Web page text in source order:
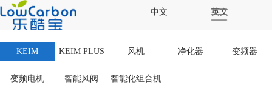
中文 英文
KEIM KEIM PLUS 风机 净化器 变频器
变频电机 智能风阀 智能化组合机